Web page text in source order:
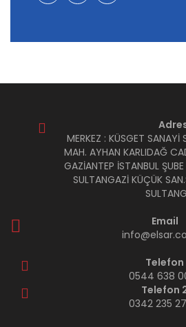
MERKEZ : KÜSGET SANAYİ
MAH. AYHAN KARLIDAĞ
GAZİANTEP İSTANBUL
SULTANGAZİ KÜÇÜK
Email
Telefon
0544 638
Telefon
0342 235